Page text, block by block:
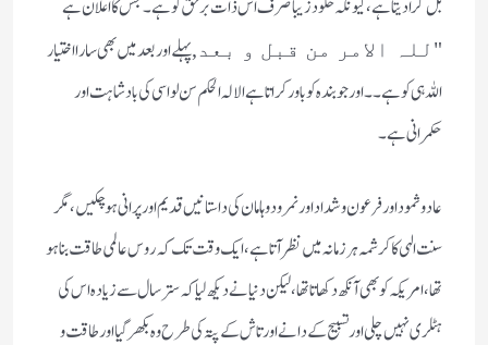
بل گرا دیتا ہے، کیونکہ خلود زیبا صرف اس ذات برحق کو ہے۔ جس کا اعلان ہے
"للہ الامر من قبل و بعد,پہلے اور بعد میں بھی سارا اختیار
اللہ ہی کو ہے۔۔اور جو بندہ کو باور کراتا ہے الا لہ الحکم سن لو اسی کی بادشاہت اور
حکمرانی ہے۔
عاد و ثمود اور فرعون و شداد اور نمرود و ہامان کی داستانیں قدیم اور پرانی ہوچکیں، مگر
سنت الہی کا کرشمہ ہر زمانہ میں نظر آتا ہے، ایک وقت تک کہ روس عالمی طاقت بنا ہو
تھا، امریکہ کو بھی آنکھ دکھاتا تھا ، لیکن دنیا نے دیکھ لیا کہ ستر سال سے زیادہ اس کی
ہٹلری نہیں چلی اور تسبیح کے دانے اور تاش کے پتہ کی طرح وہ بکھر گیا اور طاقت و